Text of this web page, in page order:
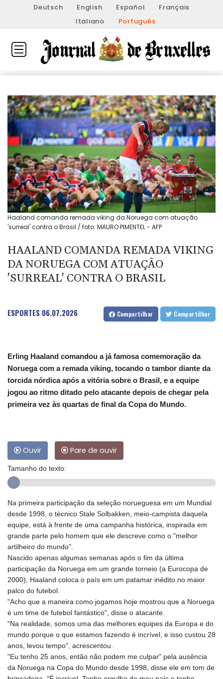
Deutsch English Español
Français
Italiano
Português
Haaland comanda remada viking da Noruega com atuação
'surreal' contra o Brasil / foto: MAURO PIMENTEL - AFP
HAALAND COMANDA REMADA VIKING
DA NORUEGA COM ATUAÇÃO
'SURREAL' CONTRA O BRASIL
ESPORTES 06.07.2026 Compartilhar Compartilhar
Erling Haaland comandou a já famosa comemoração da
Noruega com a remada viking, tocando o tambor diante da
torcida nórdica após a vitória sobre o Brasil, e a equipe
jogou ao ritmo ditado pelo atacante depois de chegar pela
primeira vez às quartas de final da Copa do Mundo.
Ouvir Pare de ouvir
Tamanho do texto:
Na primeira participação da seleção norueguesa em um Mundial
desde 1998, o técnico Stale Solbakken, meio-campista daquela
equipe, está à frente de uma campanha histórica, inspirada em
grande parte pelo homem que ele descreve como o "melhor
artilheiro do mundo".
Nascido apenas algumas semanas após o fim da última
participação da Noruega em um grande torneio (a Eurocopa de
2000), Haaland coloca o país em um patamar inédito no maior
palco do futebol.
"Acho que a maneira como jogamos hoje mostrou que a Noruega
é um time de futebol fantástico", disse o atacante.
"Na realidade, somos uma das melhores equipes da Europa e do
mundo porque o que estamos fazendo é incrível, e isso custou 28
anos, levou tempo", acrescentou.
"Eu tenho 25 anos, então não podem me culpar" pela ausência
da Noruega na Copa do Mundo desde 1998, disse ele em tom de